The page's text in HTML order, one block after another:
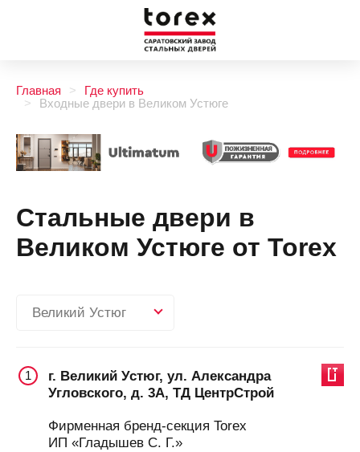
Главная
Где купить
Входные двери в Великом Устюге
Стальные двери в
Великом Устюге от Torex
Великий Устюг
1
г. Великий Устюг, ул. Александра
Угловского, д. 3А, ТД ЦентрСтрой
Фирменная бренд-секция Torex
ИП «Гладышев С. Г.»